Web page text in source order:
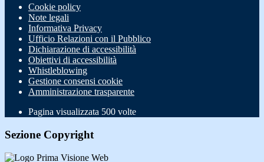
Cookie policy
Note legali
Informativa Privacy
Ufficio Relazioni con il Pubblico
Dichiarazione di accessibilità
Obiettivi di accessibilità
Whistleblowing
Gestione consensi cookie
Amministrazione trasparente
Pagina visualizzata 500 volte
Sezione Copyright